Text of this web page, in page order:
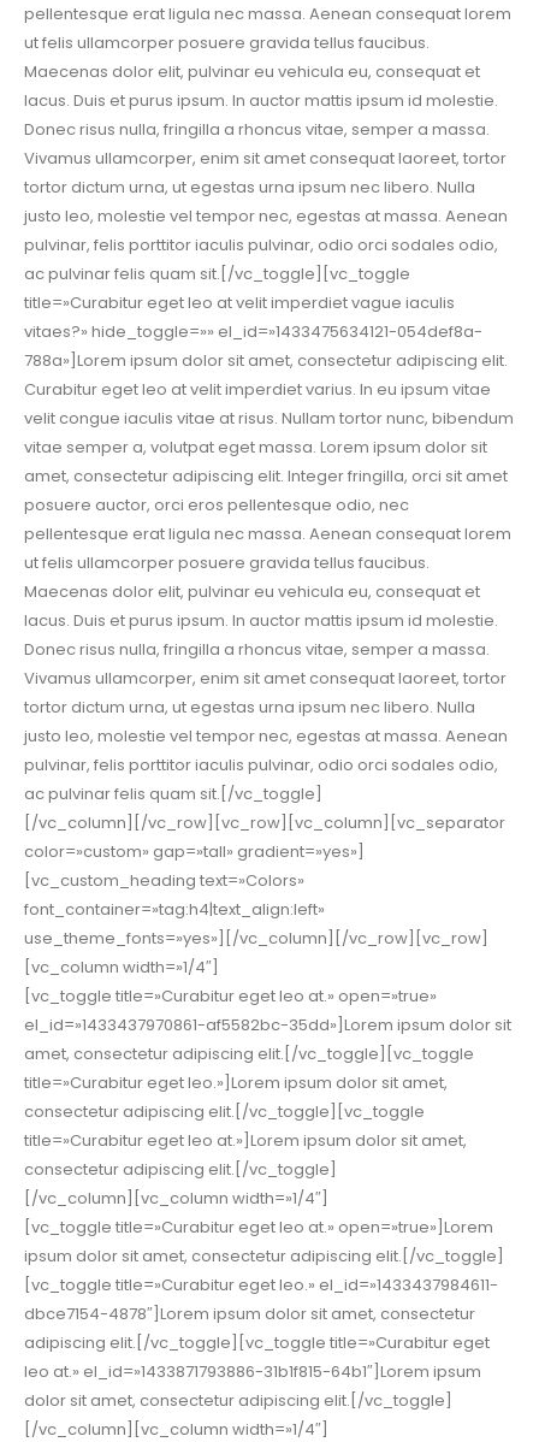
pellentesque erat ligula nec massa. Aenean consequat lorem
ut felis ullamcorper posuere gravida tellus faucibus.
Maecenas dolor elit, pulvinar eu vehicula eu, consequat et
lacus. Duis et purus ipsum. In auctor mattis ipsum id molestie.
Donec risus nulla, fringilla a rhoncus vitae, semper a massa.
Vivamus ullamcorper, enim sit amet consequat laoreet, tortor
tortor dictum urna, ut egestas urna ipsum nec libero. Nulla
justo leo, molestie vel tempor nec, egestas at massa. Aenean
pulvinar, felis porttitor iaculis pulvinar, odio orci sodales odio,
ac pulvinar felis quam sit.[/vc_toggle][vc_toggle
title=»Curabitur eget leo at velit imperdiet vague iaculis
vitaes?» hide_toggle=»» el_id=»1433475634121-054def8a-
788a»]Lorem ipsum dolor sit amet, consectetur adipiscing elit.
Curabitur eget leo at velit imperdiet varius. In eu ipsum vitae
velit congue iaculis vitae at risus. Nullam tortor nunc, bibendum
vitae semper a, volutpat eget massa. Lorem ipsum dolor sit
amet, consectetur adipiscing elit. Integer fringilla, orci sit amet
posuere auctor, orci eros pellentesque odio, nec
pellentesque erat ligula nec massa. Aenean consequat lorem
ut felis ullamcorper posuere gravida tellus faucibus.
Maecenas dolor elit, pulvinar eu vehicula eu, consequat et
lacus. Duis et purus ipsum. In auctor mattis ipsum id molestie.
Donec risus nulla, fringilla a rhoncus vitae, semper a massa.
Vivamus ullamcorper, enim sit amet consequat laoreet, tortor
tortor dictum urna, ut egestas urna ipsum nec libero. Nulla
justo leo, molestie vel tempor nec, egestas at massa. Aenean
pulvinar, felis porttitor iaculis pulvinar, odio orci sodales odio,
ac pulvinar felis quam sit.[/vc_toggle]
[/vc_column][/vc_row][vc_row][vc_column][vc_separator
color=»custom» gap=»tall» gradient=»yes»]
[vc_custom_heading text=»Colors»
font_container=»tag:h4|text_align:left»
use_theme_fonts=»yes»][/vc_column][/vc_row][vc_row]
[vc_column width=»1/4″]
[vc_toggle title=»Curabitur eget leo at.» open=»true»
el_id=»1433437970861-af5582bc-35dd»]Lorem ipsum dolor sit
amet, consectetur adipiscing elit.[/vc_toggle][vc_toggle
title=»Curabitur eget leo.»]Lorem ipsum dolor sit amet,
consectetur adipiscing elit.[/vc_toggle][vc_toggle
title=»Curabitur eget leo at.»]Lorem ipsum dolor sit amet,
consectetur adipiscing elit.[/vc_toggle]
[/vc_column][vc_column width=»1/4″]
[vc_toggle title=»Curabitur eget leo at.» open=»true»]Lorem
ipsum dolor sit amet, consectetur adipiscing elit.[/vc_toggle]
[vc_toggle title=»Curabitur eget leo.» el_id=»1433437984611-
dbce7154-4878″]Lorem ipsum dolor sit amet, consectetur
adipiscing elit.[/vc_toggle][vc_toggle title=»Curabitur eget
leo at.» el_id=»1433871793886-31b1f815-64b1″]Lorem ipsum
dolor sit amet, consectetur adipiscing elit.[/vc_toggle]
[/vc_column][vc_column width=»1/4″]